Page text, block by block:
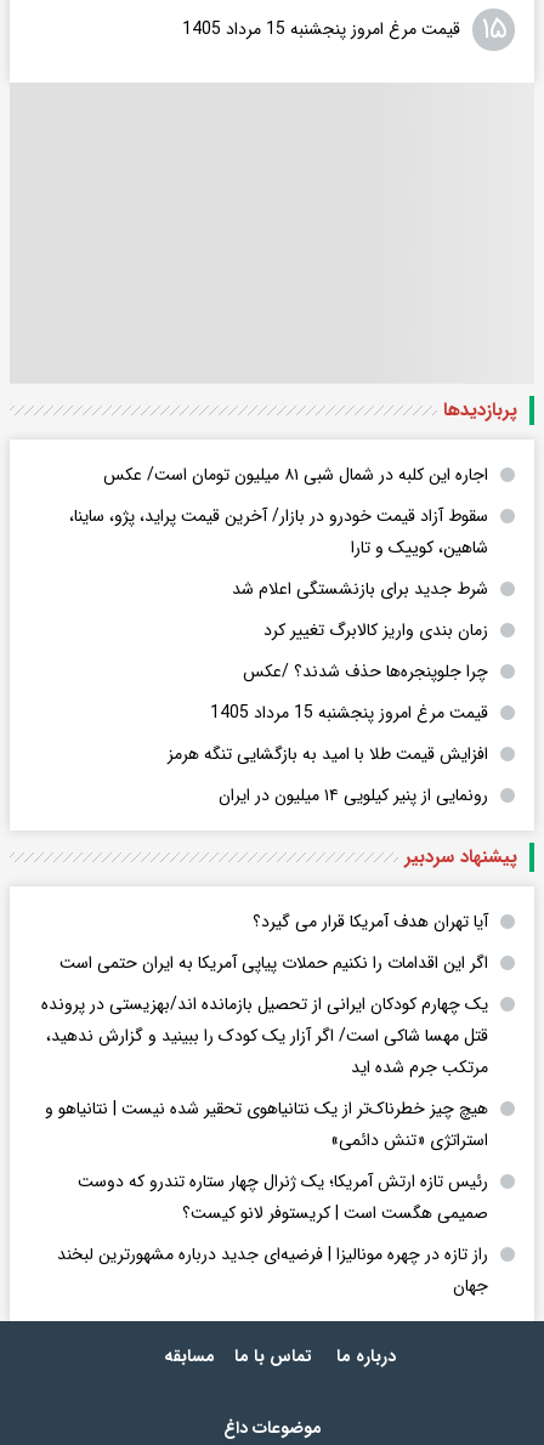
۱۵ قیمت مرغ امروز پنجشنبه 15 مرداد 1405
پربازدید‌ها
اجاره این کلبه در شمال شبی ۸۱ میلیون تومان است/ عکس
سقوط آزاد قیمت خودرو در بازار/ آخرین قیمت پراید، پژو، ساینا،
شاهین، کوییک و تارا
شرط جدید برای بازنشستگی اعلام شد
زمان بندی واریز کالابرگ تغییر کرد
چرا جلوپنجره‌ها حذف شدند؟ /عکس
قیمت مرغ امروز پنجشنبه 15 مرداد 1405
افزایش قیمت طلا با امید به بازگشایی تنگه هرمز
رونمایی از پنیر کیلویی ۱۴ میلیون در ایران
پیشنهاد سردبیر
آیا تهران هدف آمریکا قرار می گیرد؟
اگر این اقدامات را نکنیم حملات پیاپی آمریکا به ایران حتمی است
یک چهارم کودکان ایرانی از تحصیل بازمانده اند/بهزیستی در پرونده
قتل مهسا شاکی است/ اگر آزار یک کودک را ببینید و گزارش ندهید،
مرتکب جرم شده اید
هیچ چیز خطرناک‌تر از یک نتانیاهوی تحقیر شده نیست | نتانیاهو و
استراتژی «تنش دائمی»
رئیس تازه ارتش آمریکا؛ یک ژنرال چهار ستاره تندرو که دوست
صمیمی هگست است | کریستوفر لانو کیست؟
راز تازه در چهره مونالیزا | فرضیه‌ای جدید درباره مشهورترین لبخند
جهان
درباره ما تماس با ما مسابقه
موضوعات داغ